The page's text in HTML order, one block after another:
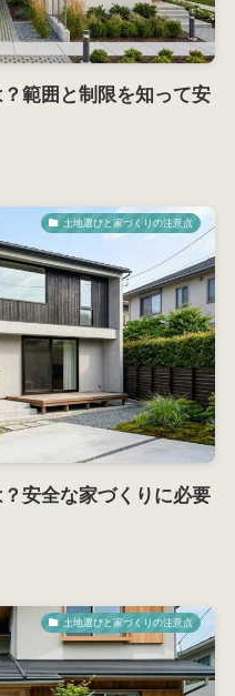
範囲と制限を知って安
土地選びと家づくりの注意点
安全な家づくりに必要
土地選びと家づくりの注意点